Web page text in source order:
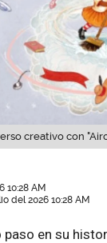
creativo con
10:28 AM
del 2026 10:28 AM
paso en su